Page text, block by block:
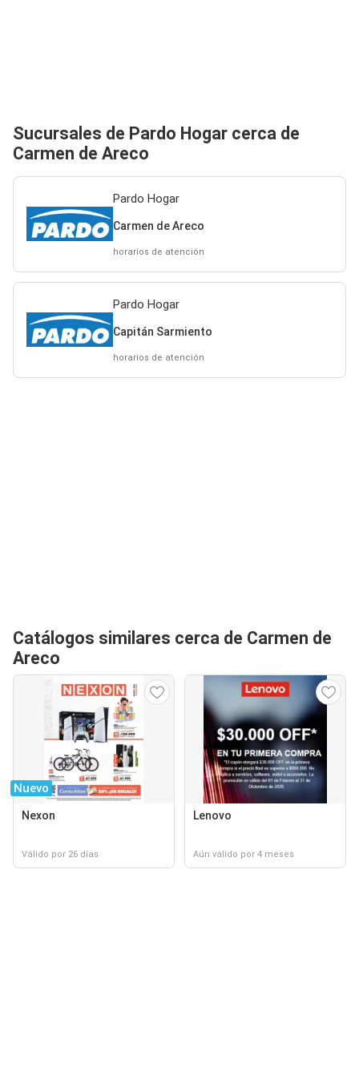
Sucursales de Pardo Hogar cerca de
Carmen de Areco
Pardo Hogar
Carmen de Areco
horarios de atención
Pardo Hogar
Capitán Sarmiento
horarios de atención
Catálogos similares cerca de Carmen de
Areco
Nuevo
Nexon
Válido por 26 días
Lenovo
Aún válido por 4 meses